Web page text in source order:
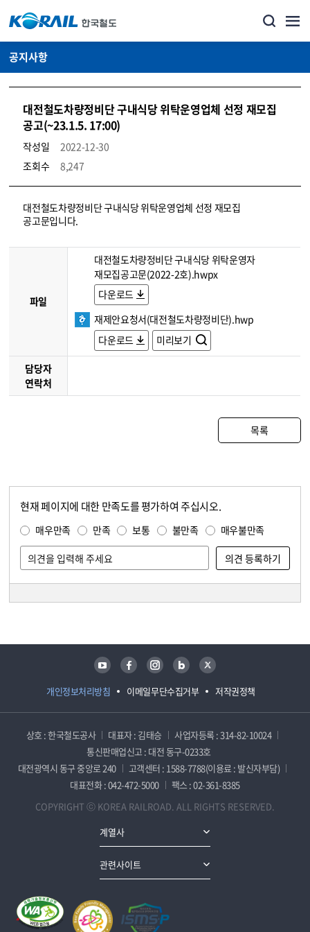
공지사항
대전철도차량정비단 구내식당 위탁운영업체 선정 재모집
공고(~23.1.5. 17:00)
작성일
2022-12-30
조회수
8,247
뉴스·홍보_공지사항 상세보기 – 내용, 파일, 담당자 연락처로 구성
대전철도차량정비단 구내식당 위탁운영업체 선정 재모집
공고문입니다.
파일
대전철도차량정비단 구내식당 위탁운영자
재모집공고문(2022-2호).hwpx
다운로드
재제안요청서(대전철도차량정비단).hwp
다운로드
미리보기
담당자
연락처
목록
현재 페이지에 대한 만족도를 평가하여 주십시오.
매우만족 만족 보통 불만족 매우불만족
개인정보처리방침 이메일무단수집거부 저작권정책
유튜브 페이스북 인스타그램 블로그 트위터
상호 : 한국철도공사 대표자 : 김태승
사업자등록 : 314-82-10024
통신판매업신고 : 대전 동구-0233호
대전광역시 동구 중앙로 240
고객센터 : 1588-7788(이용료 : 발신자부담)
대표전화 : 042-472-5000
팩스 : 02-361-8385
COPYRIGHT ⓒ KOREA RAILROAD. ALL RIGHTS RESERVED.
계열사
관련사이트